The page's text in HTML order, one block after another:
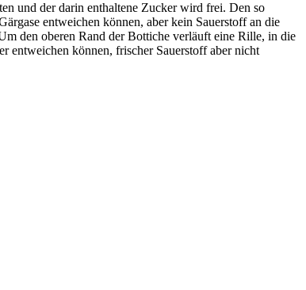
und der darin enthaltene Zucker wird frei. Den so
entweichen können, aber kein Sauerstoff an die
den oberen Rand der Bottiche verläuft eine Rille, in die
entweichen können, frischer Sauerstoff aber nicht